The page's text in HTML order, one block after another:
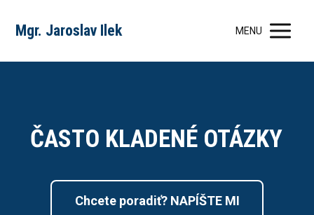
Mgr. Jaroslav Ilek MENU
ČASTO KLADENÉ OTÁZKY
Chcete poradiť? NAPÍŠTE MI